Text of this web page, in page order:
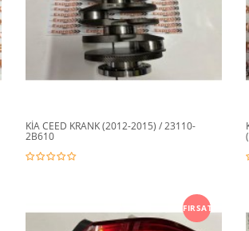
KİA CEED KRANK (2012-2015) / 23110-
2B610
FIRSAT